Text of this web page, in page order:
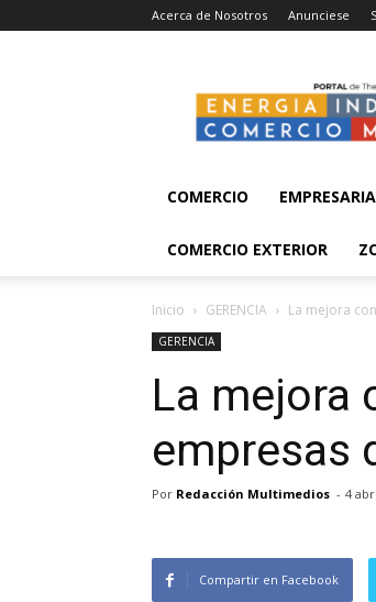
Acerca de Nosotros Anunciese
Industria,
Comercio
y
COMERCIO
COMERCIO EXTERIOR
Inicio GERENCIA La mejora
GERENCIA
La mejora
empresas
Por Redacción Multimedios - 4
Compartir en Facebook